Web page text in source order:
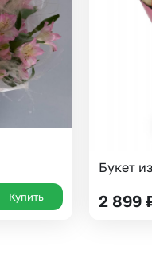
Купить
Букет
2 899